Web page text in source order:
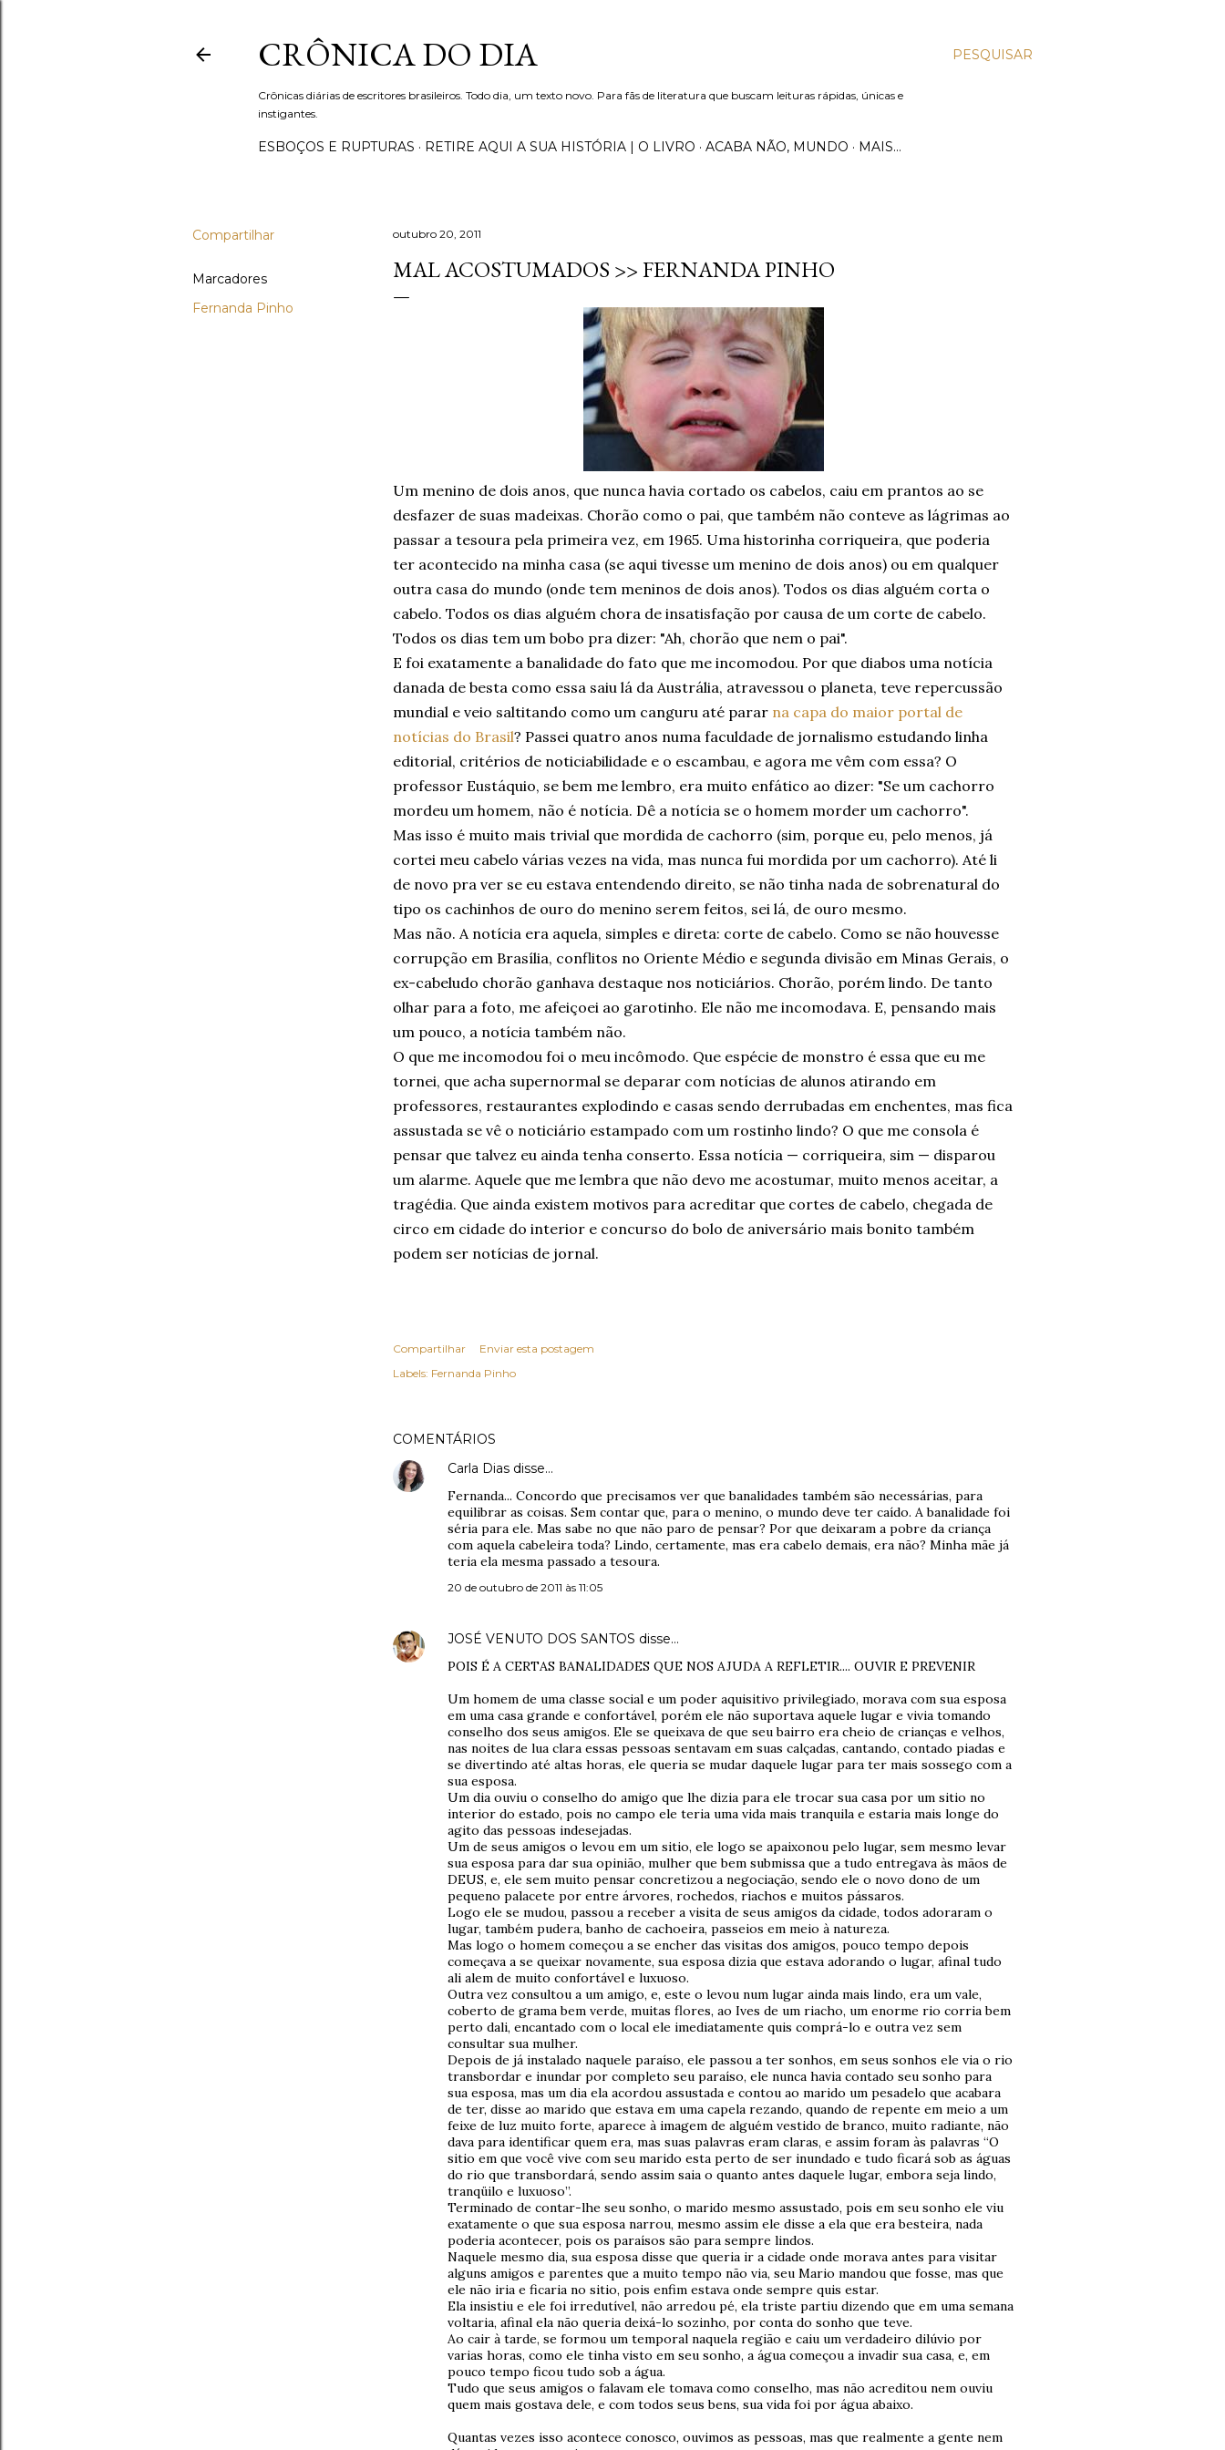
PESQUISAR
CRÔNICA DO DIA
Crônicas diárias de escritores brasileiros. Todo dia, um texto novo. Para fãs de literatura que buscam leituras rápidas, únicas e
instigantes.
ESBOÇOS E RUPTURAS RETIRE AQUI A SUA HISTÓRIA | O LIVRO ACABA NÃO, MUNDO MAIS…
Compartilhar
Marcadores
Fernanda Pinho
outubro 20, 2011
MAL ACOSTUMADOS >> FERNANDA PINHO
Um menino de dois anos, que nunca havia cortado os cabelos, caiu em prantos ao se
desfazer de suas madeixas. Chorão como o pai, que também não conteve as lágrimas ao
passar a tesoura pela primeira vez, em 1965. Uma historinha corriqueira, que poderia
ter acontecido na minha casa (se aqui tivesse um menino de dois anos) ou em qualquer
outra casa do mundo (onde tem meninos de dois anos). Todos os dias alguém corta o
cabelo. Todos os dias alguém chora de insatisfação por causa de um corte de cabelo.
Todos os dias tem um bobo pra dizer: "Ah, chorão que nem o pai".
E foi exatamente a banalidade do fato que me incomodou. Por que diabos uma notícia
danada de besta como essa saiu lá da Austrália, atravessou o planeta, teve repercussão
mundial e veio saltitando como um canguru até parar na capa do maior portal de
notícias do Brasil? Passei quatro anos numa faculdade de jornalismo estudando linha
editorial, critérios de noticiabilidade e o escambau, e agora me vêm com essa? O
professor Eustáquio, se bem me lembro, era muito enfático ao dizer: "Se um cachorro
mordeu um homem, não é notícia. Dê a notícia se o homem morder um cachorro".
Mas isso é muito mais trivial que mordida de cachorro (sim, porque eu, pelo menos, já
cortei meu cabelo várias vezes na vida, mas nunca fui mordida por um cachorro). Até li
de novo pra ver se eu estava entendendo direito, se não tinha nada de sobrenatural do
tipo os cachinhos de ouro do menino serem feitos, sei lá, de ouro mesmo.
Mas não. A notícia era aquela, simples e direta: corte de cabelo. Como se não houvesse
corrupção em Brasília, conflitos no Oriente Médio e segunda divisão em Minas Gerais, o
ex-cabeludo chorão ganhava destaque nos noticiários. Chorão, porém lindo. De tanto
olhar para a foto, me afeiçoei ao garotinho. Ele não me incomodava. E, pensando mais
um pouco, a notícia também não.
O que me incomodou foi o meu incômodo. Que espécie de monstro é essa que eu me
tornei, que acha supernormal se deparar com notícias de alunos atirando em
professores, restaurantes explodindo e casas sendo derrubadas em enchentes, mas fica
assustada se vê o noticiário estampado com um rostinho lindo? O que me consola é
pensar que talvez eu ainda tenha conserto. Essa notícia — corriqueira, sim — disparou
um alarme. Aquele que me lembra que não devo me acostumar, muito menos aceitar, a
tragédia. Que ainda existem motivos para acreditar que cortes de cabelo, chegada de
circo em cidade do interior e concurso do bolo de aniversário mais bonito também
podem ser notícias de jornal.
Compartilhar
Enviar esta postagem
Labels: Fernanda Pinho
COMENTÁRIOS
Carla Dias disse…
Fernanda... Concordo que precisamos ver que banalidades também são necessárias, para
equilibrar as coisas. Sem contar que, para o menino, o mundo deve ter caído. A banalidade foi
séria para ele. Mas sabe no que não paro de pensar? Por que deixaram a pobre da criança
com aquela cabeleira toda? Lindo, certamente, mas era cabelo demais, era não? Minha mãe já
teria ela mesma passado a tesoura.
20 de outubro de 2011 às 11:05
JOSÉ VENUTO DOS SANTOS disse…
POIS É A CERTAS BANALIDADES QUE NOS AJUDA A REFLETIR.... OUVIR E PREVENIR
Um homem de uma classe social e um poder aquisitivo privilegiado, morava com sua esposa
em uma casa grande e confortável, porém ele não suportava aquele lugar e vivia tomando
conselho dos seus amigos. Ele se queixava de que seu bairro era cheio de crianças e velhos,
nas noites de lua clara essas pessoas sentavam em suas calçadas, cantando, contado piadas e
se divertindo até altas horas, ele queria se mudar daquele lugar para ter mais sossego com a
sua esposa.
Um dia ouviu o conselho do amigo que lhe dizia para ele trocar sua casa por um sitio no
interior do estado, pois no campo ele teria uma vida mais tranquila e estaria mais longe do
agito das pessoas indesejadas.
Um de seus amigos o levou em um sitio, ele logo se apaixonou pelo lugar, sem mesmo levar
sua esposa para dar sua opinião, mulher que bem submissa que a tudo entregava às mãos de
DEUS, e, ele sem muito pensar concretizou a negociação, sendo ele o novo dono de um
pequeno palacete por entre árvores, rochedos, riachos e muitos pássaros.
Logo ele se mudou, passou a receber a visita de seus amigos da cidade, todos adoraram o
lugar, também pudera, banho de cachoeira, passeios em meio à natureza.
Mas logo o homem começou a se encher das visitas dos amigos, pouco tempo depois
começava a se queixar novamente, sua esposa dizia que estava adorando o lugar, afinal tudo
ali alem de muito confortável e luxuoso.
Outra vez consultou a um amigo, e, este o levou num lugar ainda mais lindo, era um vale,
coberto de grama bem verde, muitas flores, ao Ives de um riacho, um enorme rio corria bem
perto dali, encantado com o local ele imediatamente quis comprá-lo e outra vez sem
consultar sua mulher.
Depois de já instalado naquele paraíso, ele passou a ter sonhos, em seus sonhos ele via o rio
transbordar e inundar por completo seu paraíso, ele nunca havia contado seu sonho para
sua esposa, mas um dia ela acordou assustada e contou ao marido um pesadelo que acabara
de ter, disse ao marido que estava em uma capela rezando, quando de repente em meio a um
feixe de luz muito forte, aparece à imagem de alguém vestido de branco, muito radiante, não
dava para identificar quem era, mas suas palavras eram claras, e assim foram às palavras “O
sitio em que você vive com seu marido esta perto de ser inundado e tudo ficará sob as águas
do rio que transbordará, sendo assim saia o quanto antes daquele lugar, embora seja lindo,
tranqüilo e luxuoso”.
Terminado de contar-lhe seu sonho, o marido mesmo assustado, pois em seu sonho ele viu
exatamente o que sua esposa narrou, mesmo assim ele disse a ela que era besteira, nada
poderia acontecer, pois os paraísos são para sempre lindos.
Naquele mesmo dia, sua esposa disse que queria ir a cidade onde morava antes para visitar
alguns amigos e parentes que a muito tempo não via, seu Mario mandou que fosse, mas que
ele não iria e ficaria no sitio, pois enfim estava onde sempre quis estar.
Ela insistiu e ele foi irredutível, não arredou pé, ela triste partiu dizendo que em uma semana
voltaria, afinal ela não queria deixá-lo sozinho, por conta do sonho que teve.
Ao cair à tarde, se formou um temporal naquela região e caiu um verdadeiro dilúvio por
varias horas, como ele tinha visto em seu sonho, a água começou a invadir sua casa, e, em
pouco tempo ficou tudo sob a água.
Tudo que seus amigos o falavam ele tomava como conselho, mas não acreditou nem ouviu
quem mais gostava dele, e com todos seus bens, sua vida foi por água abaixo.
Quantas vezes isso acontece conosco, ouvimos as pessoas, mas que realmente a gente nem